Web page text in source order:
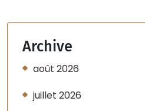
Archive
août 2026
juillet 2026